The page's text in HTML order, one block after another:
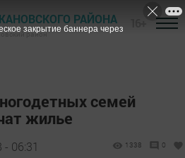
РАЙОНА
район
семей
жилье
06:31 1338 0
закрытие баннера через